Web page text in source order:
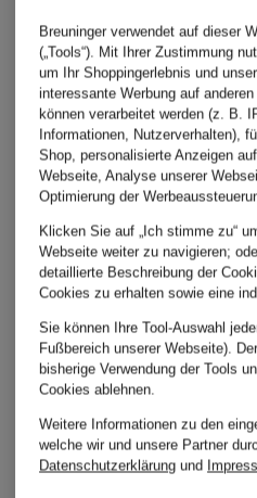
RAW
GUESS
HUGO
BOSS
Icebreaker
Breuninger verwendet auf dieser
(„Tools“). Mit Ihrer Zustimmung
um Ihr Shoppingerlebnis und
interessante Werbung auf
können verarbeitet werden (z. B.
Informationen, Nutzerverhalten),
Shop, personalisierte Anzeigen
Webseite, Analyse unserer
Optimierung der
Klicken Sie auf „Ich stimme zu“
Webseite weiter zu navigieren;
detaillierte Beschreibung der
Cookies zu erhalten sowie eine
Sie können Ihre Tool-Auswahl
Fußbereich unserer Webseite).
bisherige Verwendung der Tools
Cookies ablehnen.
Weitere Informationen zu den
welche wir und unsere Partner
Datenschutzerklärung und